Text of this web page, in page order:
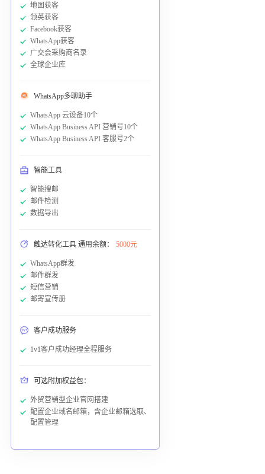
地图获客
领英获客
Facebook获客
WhatsApp获客
广交会采购商名录
全球企业库
WhatsApp多聊助手
WhatsApp 云设备10个
WhatsApp Business API 营销号10个
WhatsApp Business API 客服号2个
智能工具
智能搜邮
邮件检测
数据导出
触达转化工具 通用余额： 5000元
WhatsApp群发
邮件群发
短信营销
邮寄宣传册
客户成功服务
1v1客户成功经理全程服务
可选附加权益包：
外贸营销型企业官网搭建
配置企业域名邮箱，含企业邮箱选取、
配置管理